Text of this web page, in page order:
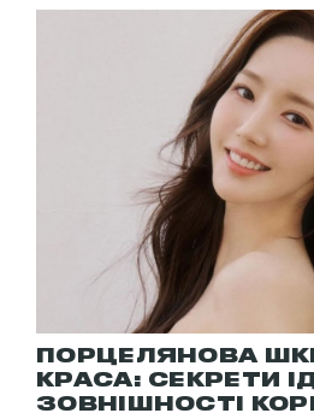
ПОРЦЕЛЯНОВА
КРАСА: СЕКРЕТИ
ЗОВНІШНОСТІ